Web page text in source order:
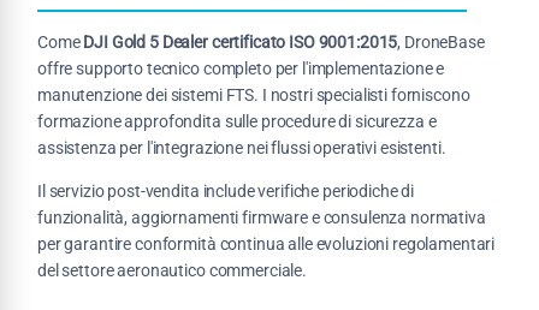
ComeDJI Gold 5 Dealer certificato ISO 9001:2015, DroneBase
offre supporto tecnico completo per l'implementazione e
manutenzione dei sistemi FTS. I nostri specialisti forniscono
formazione approfondita sulle procedure di sicurezza e
assistenza per l'integrazione nei flussi operativi esistenti.
Il servizio post-vendita include verifiche periodiche di
funzionalità, aggiornamenti firmware e consulenza normativa
per garantire conformità continua alle evoluzioni regolamentari
del settore aeronautico commerciale.